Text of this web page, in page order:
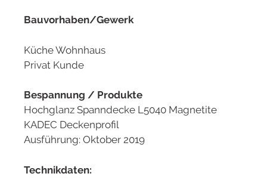
Bauvorhaben/Gewerk
Küche Wohnhaus
Privat Kunde
Bespannung / Produkte
Hochglanz Spanndecke L5040 Magnetite
KADEC Deckenprofil
Ausführung: Oktober 2019
Technikdaten: